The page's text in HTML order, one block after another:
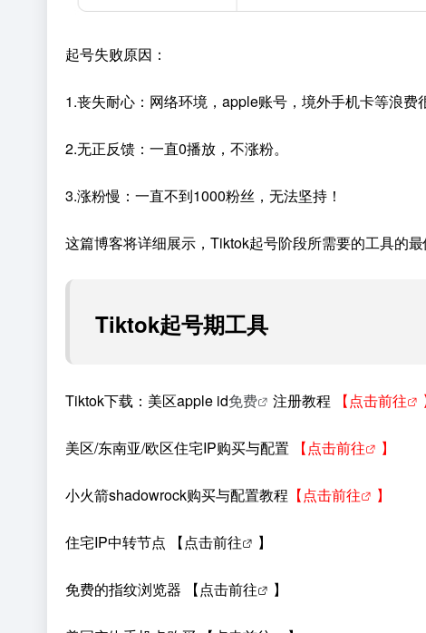
起号失败原因：
1.丧失耐心：网络环境，apple账号，境外手机卡等浪费
2.无正反馈：一直0播放，不涨粉。
3.涨粉慢：一直不到1000粉丝，无法坚持！
这篇博客将详细展示，Tiktok起号阶段所需要的工具的
Tiktok起号期工具
Tiktok下载：美区apple id免费 注册教程 【点击前往
美区/东南亚/欧区住宅IP购买与配置 【点击前往 】
小火箭shadowrock购买与配置教程 【点击前往 】
住宅IP中转节点 【点击前往 】
免费的指纹浏览器 【点击前往 】